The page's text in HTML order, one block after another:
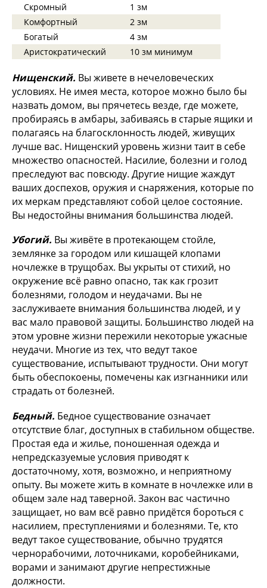
Скромный
1 зм
Комфортный
2 зм
Богатый
4 зм
Аристократический
10 зм минимум
Нищенский. Вы живете в нечеловеческих
условиях. Не имея места, которое можно было бы
назвать домом, вы прячетесь везде, где можете,
пробираясь в амбары, забиваясь в старые ящики и
полагаясь на благосклонность людей, живущих
лучше вас. Нищенский уровень жизни таит в себе
множество опасностей. Насилие, болезни и голод
преследуют вас повсюду. Другие нищие жаждут
ваших доспехов, оружия и снаряжения, которые по
их меркам представляют собой целое состояние.
Вы недостойны внимания большинства людей.
Убогий. Вы живёте в протекающем стойле,
землянке за городом или кишащей клопами
ночлежке в трущобах. Вы укрыты от стихий, но
окружение всё равно опасно, так как грозит
болезнями, голодом и неудачами. Вы не
заслуживаете внимания большинства людей, и у
вас мало правовой защиты. Большинство людей на
этом уровне жизни пережили некоторые ужасные
неудачи. Многие из тех, что ведут такое
существование, испытывают трудности. Они могут
быть обеспокоены, помечены как изгнанники или
страдать от болезней.
Бедный. Бедное существование означает
отсутствие благ, доступных в стабильном обществе.
Простая еда и жилье, поношенная одежда и
непредсказуемые условия приводят к
достаточному, хотя, возможно, и неприятному
опыту. Вы можете жить в комнате в ночлежке или в
общем зале над таверной. Закон вас частично
защищает, но вам всё равно придётся бороться с
насилием, преступлениями и болезнями. Те, кто
ведут такое существование, обычно трудятся
чернорабочими, лоточниками, коробейниками,
ворами и занимают другие непрестижные
должности.